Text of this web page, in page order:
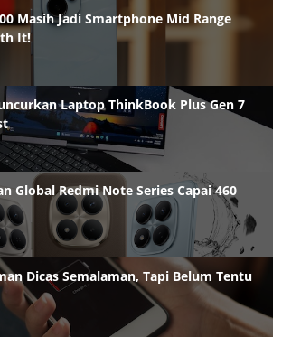
Masih Jadi Smartphone Mid Range
It!
Laptop ThinkBook Plus Gen 7
Global Redmi Note Series Capai 460
Dicas Semalaman, Tapi Belum Tentu